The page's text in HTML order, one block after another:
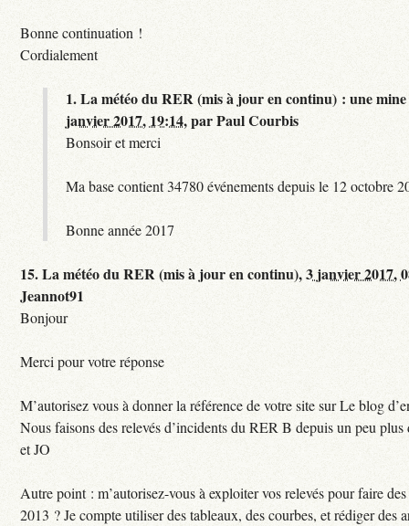
Bonne continuation !
Cordialement
1.La météo du RER (mis à jour en continu) : une
janvier 2017, 19:14,parPaul Courbis
Bonsoir et merci
Ma base contient 34780 événements depuis le 12 octobre
Bonne année 2017
15.La météo du RER (mis à jour en continu),3 janvier 2017,
Jeannot91
Bonjour
Merci pour votre réponse
M’autorisez vous à donner la référence de votre site sur Le blog
Nous faisons des relevés d’incidents du RER B depuis un peu
et JO
Autre point : m’autorisez-vous à exploiter vos relevés pour faire
2013 ? Je compte utiliser des tableaux, des courbes, et rédiger des